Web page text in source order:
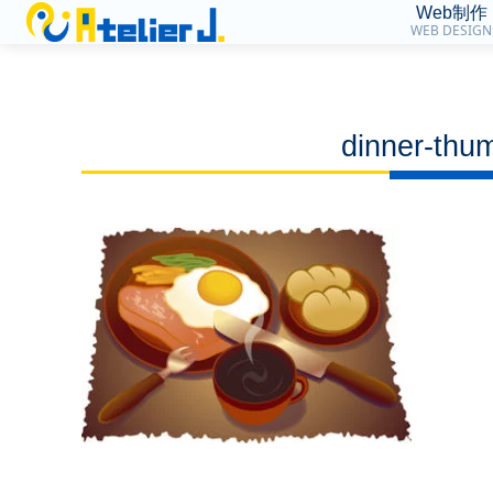
Web制作
WEB DESIGN
dinner-